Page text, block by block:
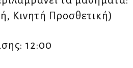
Κινητή Προσθετική)
12:00